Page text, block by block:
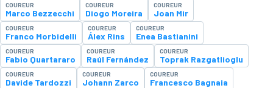
COUREUR
Marco Bezzecchi
COUREUR
Diogo Moreira
COUREUR
Joan Mir
COUREUR
Franco Morbidelli
COUREUR
Álex Rins
COUREUR
Enea Bastianini
COUREUR
Fabio Quartararo
COUREUR
Raúl Fernández
COUREUR
Toprak Razgatlioglu
COUREUR
Davide Tardozzi
COUREUR
Johann Zarco
COUREUR
Francesco Bagnaia